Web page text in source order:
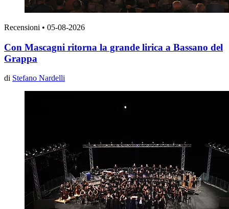
Recensioni • 05-08-2026
Con Mascagni ritorna la grande lirica a Bassano del
Grappa
di Stefano Nardelli